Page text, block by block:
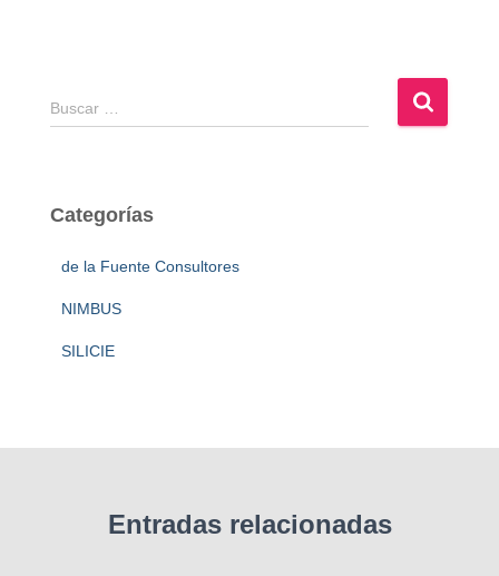
B
u
r
Buscar …
Categorías
de la Fuente Consultores
NIMBUS
SILICIE
Entradas relacionadas